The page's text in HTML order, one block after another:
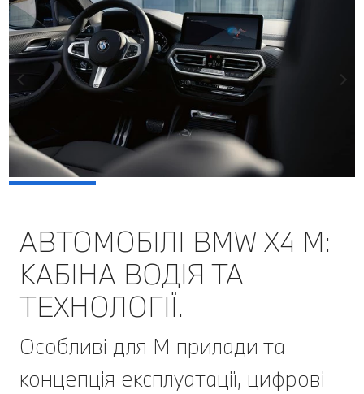
АВТОМОБІЛІ BMW Х4 M:
КАБІНА ВОДІЯ ТА
ТЕХНОЛОГІЇ.
Особливі для М прилади та
концепція експлуатації, цифрові